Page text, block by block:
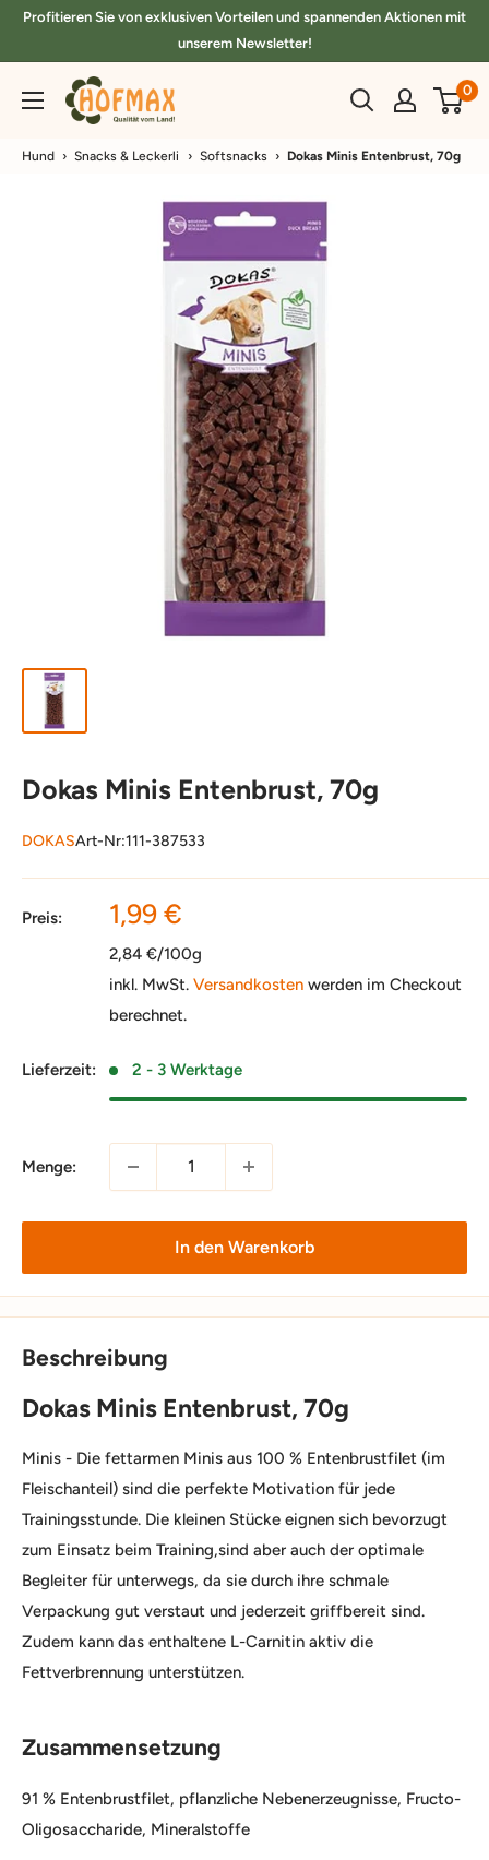
DirektProfitieren Sie von exklusiven Vorteilen und spannenden Aktionen mit
unserem Newsletter!
hofmax.de 0
Hund › Snacks & Leckerli › Softsnacks › Dokas Minis Entenbrust, 70g
Dokas Minis Entenbrust, 70g
DOKASArt-Nr:111-387533
Preis: Sonderpreis
1,99 €
2,84 €/100g
inkl. MwSt. Versandkosten werden im Checkout
berechnet.
Lieferzeit: 2 - 3 Werktage
Menge:
In den Warenkorb
Beschreibung
Dokas Minis Entenbrust, 70g
Minis - Die fettarmen Minis aus 100 % Entenbrustfilet (im
Fleischanteil) sind die perfekte Motivation für jede
Trainingsstunde. Die kleinen Stücke eignen sich bevorzugt
zum Einsatz beim Training,sind aber auch der optimale
Begleiter für unterwegs, da sie durch ihre schmale
Verpackung gut verstaut und jederzeit griffbereit sind.
Zudem kann das enthaltene L-Carnitin aktiv die
Fettverbrennung unterstützen.
Zusammensetzung
91 % Entenbrustfilet, pflanzliche Nebenerzeugnisse, Fructo-
Oligosaccharide, Mineralstoffe